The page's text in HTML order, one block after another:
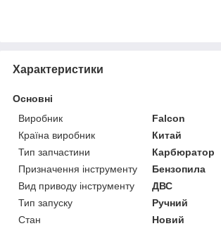
Характеристики
Основні
Виробник
Falcon
Країна виробник
Китай
Тип запчастини
Карбюратор
Призначення інструменту
Бензопила
Вид приводу інструменту
ДВС
Тип запуску
Ручний
Стан
Новий